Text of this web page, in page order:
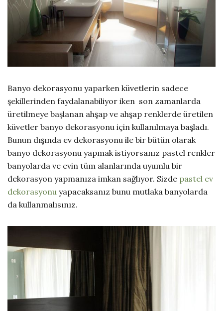
Banyo dekorasyonu yaparken küvetlerin sadece
şekillerinden faydalanabiliyor iken son zamanlarda
üretilmeye başlanan ahşap ve ahşap renklerde üretilen
küvetler banyo dekorasyonu için kullanılmaya başladı.
Bunun dışında ev dekorasyonu ile bir bütün olarak
banyo dekorasyonu yapmak istiyorsanız pastel renkler
banyolarda ve evin tüm alanlarında uyumlu bir
dekorasyon yapmanıza imkan sağlıyor. Sizde pastel ev
dekorasyonu yapacaksanız bunu mutlaka banyolarda
da kullanmalısınız.